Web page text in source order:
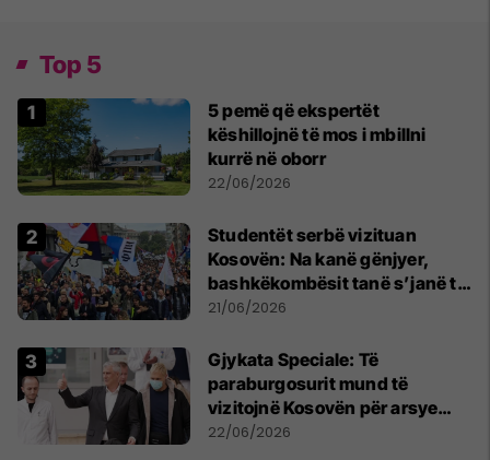
Top 5
5 pemë që ekspertët
këshillojnë të mos i mbillni
kurrë në oborr
22/06/2026
Studentët serbë vizituan
Kosovën: Na kanë gënjyer,
bashkëkombësit tanë s’janë të
shtypur
21/06/2026
​Gjykata Speciale: Të
paraburgosurit mund të
vizitojnë Kosovën për arsye
humanitare
22/06/2026